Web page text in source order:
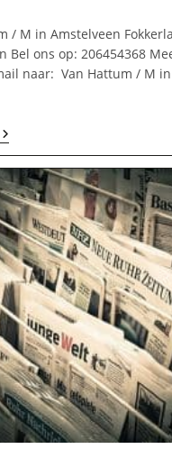
/ M in Amstelveen
Bel ons op: 206454368
naar: Van Hattum / M
Amstelveen